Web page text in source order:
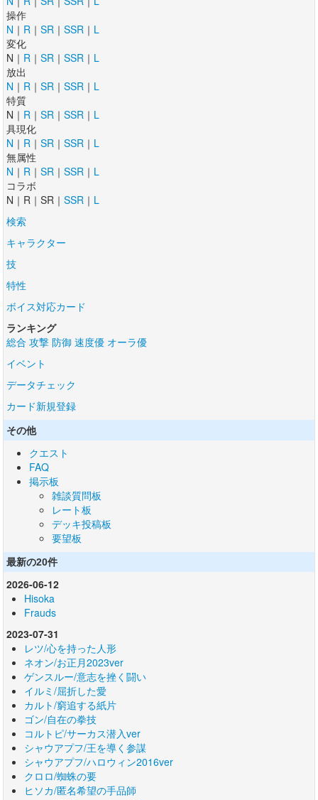
操作
N ｜ R ｜ SR ｜ SSR ｜ L
変化
N｜ R ｜ SR ｜ SSR ｜ L
放出
N ｜ R ｜ SR ｜ SSR ｜ L
特質
N｜ R ｜ SR ｜ SSR ｜ L
具現化
N ｜ R ｜ SR ｜ SSR ｜ L
無属性
N ｜ R ｜ SR ｜ SSR ｜ L
コラボ
N｜R｜SR｜ SSR ｜ L
検索
キャラクター
技
特性
ボイス対応カード
ランキング
総合 攻撃 防御 速度優 オーラ優
イベント
データチェック
カード新規登録
その他
クエスト
FAQ
掲示板
雑談質問板
レート板
デッキ投稿板
要望板
最新の20件
2026-06-12
Hisoka
Frauds
2023-07-31
レツ/心を持った人形
ネオン/お正月2023ver
ゲンスルー/意志を挫く闘い
イルミ/屈折した愛
カルト/窮追する紙片
ゴン/自在の拳技
コルトピ/サーカス潜入ver
シャウアプフ/王を導く参謀
シャウアプフ/ハロウィン2016ver
クロロ/蜘蛛の要
ヒソカ/匿名希望の手品師